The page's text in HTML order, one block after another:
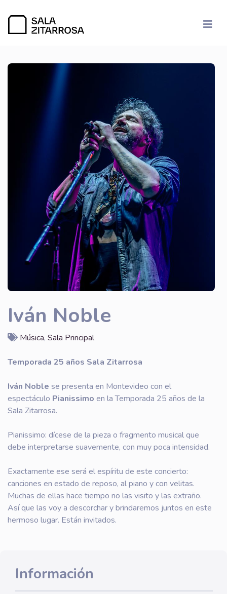
Iván Noble
Música, Sala Principal
Temporada 25 años Sala Zitarrosa
Iván Noble se presenta en Montevideo con el
espectáculo Pianissimo en la Temporada 25 años de la
Sala Zitarrosa.
Pianissimo: dícese de la pieza o fragmento musical que
debe interpretarse suavemente, con muy poca intensidad.
Exactamente ese será el espíritu de este concierto:
canciones en estado de reposo, al piano y con velitas.
Muchas de ellas hace tiempo no las visito y las extraño.
Así que las voy a descorchar y brindaremos juntos en este
hermoso lugar. Están invitados.
Información